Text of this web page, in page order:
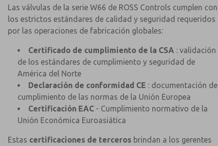
Las válvulas de la serie W66 de ROSS Controls cumplen con
los estrictos estándares de calidad y seguridad requeridos
por las operaciones de fabricación globales:
Certificado de cumplimiento de la CSA : validación
de los estándares de cumplimiento y seguridad de
América del Norte
Declaración de conformidad CE : documentación de
cumplimiento de las normas de la Unión Europea
Certificación EAC - Cumplimiento normativo de la
Unión Económica Euroasiática
Estas certificaciones de terceros brindan a los gerentes